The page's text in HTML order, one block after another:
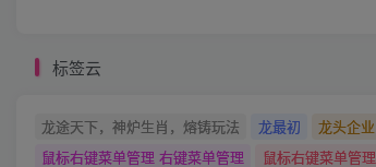
标签云
龙途天下，神炉生肖，熔铸玩法 龙最初 龙头企业
鼠标右键菜单管理 右键菜单管理
鼠标右键菜单管理